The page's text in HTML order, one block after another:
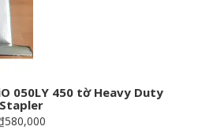
050LY 450 tờ Heavy Duty
Stapler